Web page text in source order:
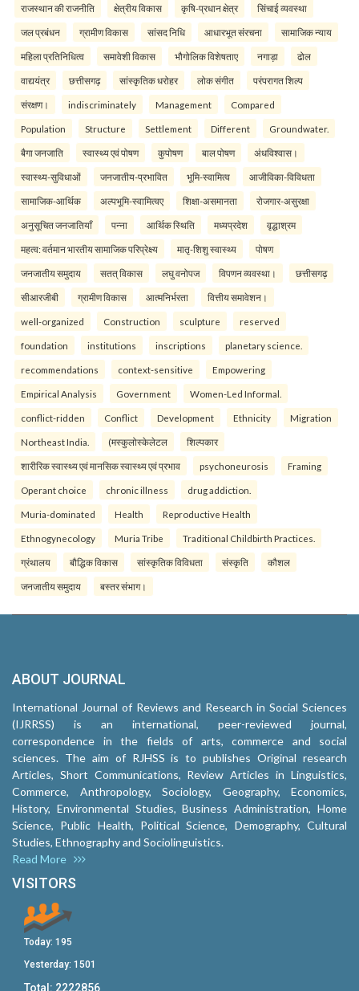
राजस्थान की राजनीति क्षेत्रीय विकास कृषि-प्रधान क्षेत्र सिंचाई व्यवस्था
जल प्रबंधन ग्रामीण विकास सांसद निधि आधारभूत संरचना सामाजिक न्याय
महिला प्रतिनिधित्व समावेशी विकास भौगोलिक विशेषताए नगाड़ा ढोल
वाद्ययंत्र छत्तीसगढ़ सांस्कृतिक धरोहर लोक संगीत परंपरागत शिल्प
संरक्षण। indiscriminately Management Compared
Population Structure Settlement Different Groundwater.
बैगा जनजाति स्वास्थ्य एवं पोषण कुपोषण बाल पोषण अंधविश्वास।
स्वास्थ्य-सुविधाओं जनजातीय-प्रभावित भूमि-स्वामित्व आजीविका-विविधता
सामाजिक-आर्थिक अल्पभूमि-स्वामित्वए शिक्षा-असमानता रोजगार-असुरक्षा
अनुसूचित जनजातियाँ पन्ना आर्थिक स्थिति मध्यप्रदेश वृद्धाश्रम
महत्व: वर्तमान भारतीय सामाजिक परिप्रेक्ष्य मातृ-शिशु स्वास्थ्य पोषण
जनजातीय समुदाय सतत् विकास लघु वनोपज विपणन व्यवस्था। छत्तीसगढ़
सीआरजीबी ग्रामीण विकास आत्मनिर्भरता वित्तीय समावेशन।
well-organized Construction sculpture reserved
foundation institutions inscriptions planetary science.
recommendations context-sensitive Empowering
Empirical Analysis Government Women-Led Informal.
conflict-ridden Conflict Development Ethnicity Migration
Northeast India. (मस्कुलोस्केलेटल शिल्पकार
शारीरिक स्वास्थ्य एवं मानसिक स्वास्थ्य एवं प्रभाव psychoneurosis Framing
Operant choice chronic illness drug addiction.
Muria-dominated Health Reproductive Health
Ethnogynecology Muria Tribe Traditional Childbirth Practices.
ग्रंथालय बौद्धिक विकास सांस्कृतिक विविधता संस्कृति कौशल
जनजातीय समुदाय बस्तर संभाग।
ABOUT JOURNAL
International Journal of Reviews and Research in Social Sciences
(IJRRSS) is an international, peer-reviewed journal,
correspondence in the fields of arts, commerce and social
sciences. The aim of RJHSS is to publishes Original research
Articles, Short Communications, Review Articles in Linguistics,
Commerce, Anthropology, Sociology, Geography, Economics,
History, Environmental Studies, Business Administration, Home
Science, Public Health, Political Science, Demography, Cultural
Studies, Ethnography and Sociolinguistics.
Read More
VISITORS
Today: 195
Yesterday: 1501
Total: 2222856